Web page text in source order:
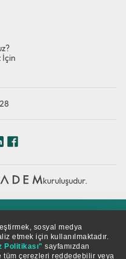
sosyal medya
etmek için kullanılmaktadır.
Politikası" sayfamızdan
tüm çerezleri reddedebilir veya
İçin
kuruluşudur.